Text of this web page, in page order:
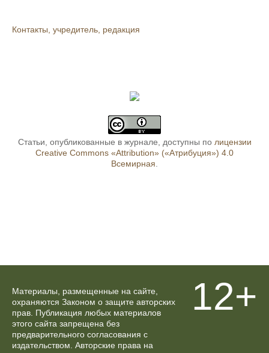
Контакты, учредитель, редакция
Статьи, опубликованные в журнале, доступны по лицензии
Creative Commons «Attribution» («Атрибуция») 4.0
Всемирная
Материалы, размещенные на сайте,
охраняются Законом о защите авторских
прав. Публикация любых материалов
этого сайта запрещена без
предварительного согласования с
издательством. Авторские права на
12+